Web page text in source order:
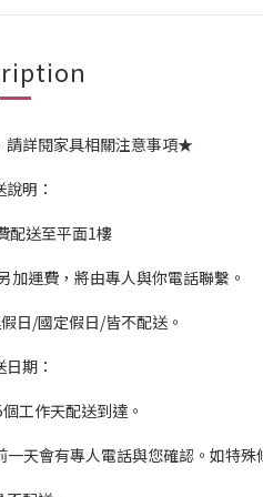
詳閱家具相關注意事項★
明：
配送至平面1樓
運費，將由專人與你電話聯繫。
日/國定假日/皆不配送。
期：
工作天配送到達。
天會有專人電話與您確認。如特殊